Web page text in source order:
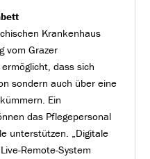
Krankenhaus
vom Grazer
dass sich
sondern auch über eine
Ein
das Pflegepersonal
unterstützen. „Digitale
Remote-System